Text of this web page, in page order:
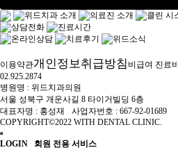
이용약관개인정보취급방침 비급여 진료비
02.925.2874
병원명 : 위드치과의원
서울 성북구 개운사길 8 타이거빌딩 6층
대표자명 : 홍성재
사업자번호 : 667-92-01689
COPYRIGHT©2022 WITH DENTAL CLINIC.
LOGIN 회원 전용 서비스